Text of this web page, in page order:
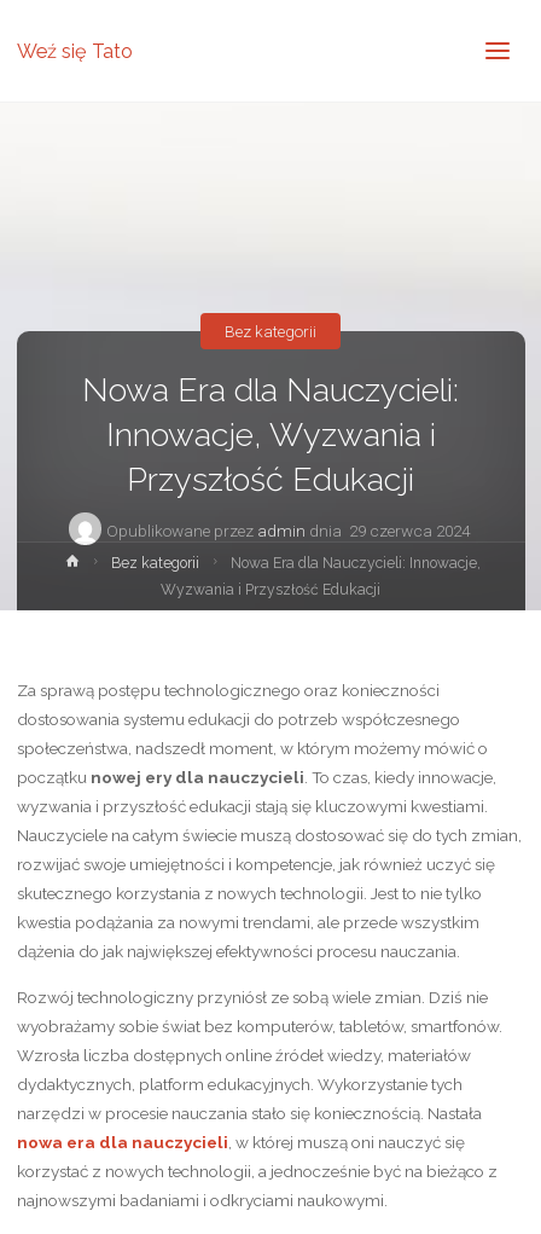
Weź się Tato
Nowa Era dla Nauczycieli:
Innowacje, Wyzwania i
Przyszłość Edukacji
Opublikowane przez admin dnia 29 czerwca 2024
Bez kategorii
StronaBez kategorii
Nowa Era dla Nauczycieli: Innowacje,
Wyzwania i Przyszłość Edukacji
Za sprawą postępu technologicznego oraz konieczności
dostosowania systemu edukacji do potrzeb współczesnego
społeczeństwa, nadszedł moment, w którym możemy mówić o
początku nowej ery dla nauczycieli . To czas, kiedy innowacje,
wyzwania i przyszłość edukacji stają się kluczowymi kwestiami.
Nauczyciele na całym świecie muszą dostosować się do tych zmian,
rozwijać swoje umiejętności i kompetencje, jak również uczyć się
skutecznego korzystania z nowych technologii. Jest to nie tylko
kwestia podążania za nowymi trendami, ale przede wszystkim
dążenia do jak największej efektywności procesu nauczania.
Rozwój technologiczny przyniósł ze sobą wiele zmian. Dziś nie
wyobrażamy sobie świat bez komputerów, tabletów, smartfonów.
Wzrosła liczba dostępnych online źródeł wiedzy, materiałów
dydaktycznych, platform edukacyjnych. Wykorzystanie tych
narzędzi w procesie nauczania stało się koniecznością. Nastała
nowa era dla nauczycieli , w której muszą oni nauczyć się
korzystać z nowych technologii, a jednocześnie być na bieżąco z
najnowszymi badaniami i odkryciami naukowymi.